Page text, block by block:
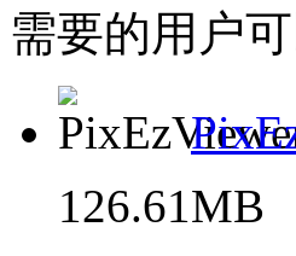
需要的用户
126.61MB